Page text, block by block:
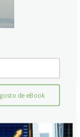
soberano 'BBB'
ocorre em
apesar das
de eBook